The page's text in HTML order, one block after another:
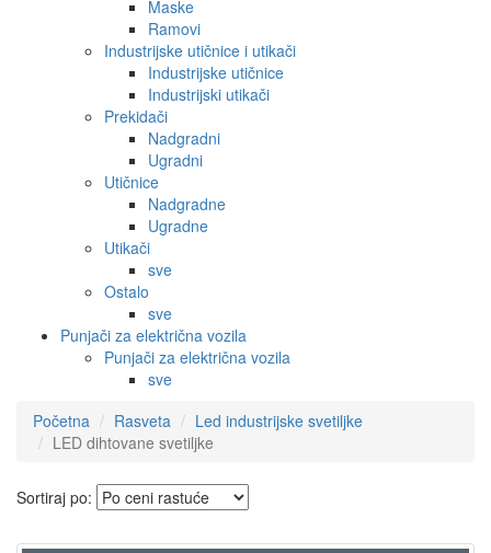
Maske
Ramovi
Industrijske utičnice i utikači
Industrijske utičnice
Industrijski utikači
Prekidači
Nadgradni
Ugradni
Utičnice
Nadgradne
Ugradne
Utikači
sve
Ostalo
sve
Punjači za električna vozila
Punjači za električna vozila
sve
Početna
Rasveta
Led industrijske svetiljke
LED dihtovane svetiljke
Sortiraj po: